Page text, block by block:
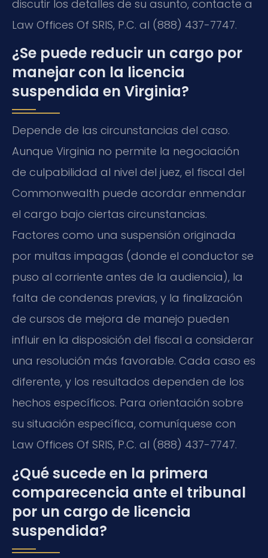
discutir los detalles de su asunto, contacte a
Law Offices Of SRIS, P.C. al (888) 437-7747.
¿Se puede reducir un cargo por
manejar con la licencia
suspendida en Virginia?
Depende de las circunstancias del caso.
Aunque Virginia no permite la negociación
de culpabilidad al nivel del juez, el fiscal del
Commonwealth puede acordar enmendar
el cargo bajo ciertas circunstancias.
Factores como una suspensión originada
por multas impagas (donde el conductor se
puso al corriente antes de la audiencia), la
falta de condenas previas, y la finalización
de cursos de mejora de manejo pueden
influir en la disposición del fiscal a considerar
una resolución más favorable. Cada caso es
diferente, y los resultados dependen de los
hechos específicos. Para orientación sobre
su situación específica, comuníquese con
Law Offices Of SRIS, P.C. al (888) 437-7747.
¿Qué sucede en la primera
comparecencia ante el tribunal
por un cargo de licencia
suspendida?